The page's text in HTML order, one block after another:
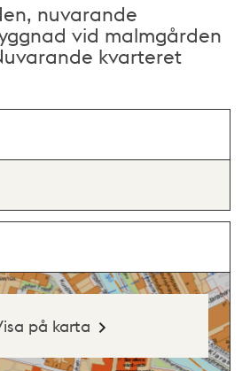
nuvarande
vid malmgården
kvarteret
på karta